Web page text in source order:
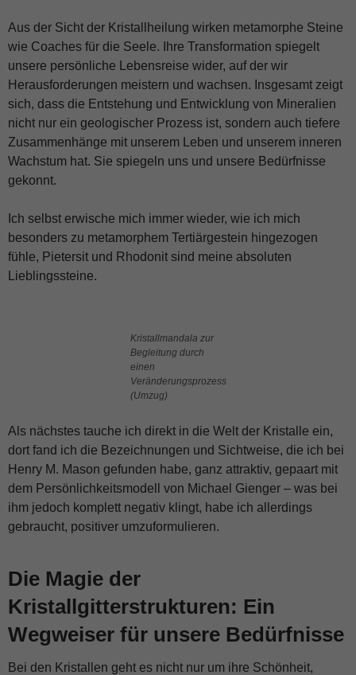
Aus der Sicht der Kristallheilung wirken metamorphe Steine
wie Coaches für die Seele. Ihre Transformation spiegelt
unsere persönliche Lebensreise wider, auf der wir
Herausforderungen meistern und wachsen. Insgesamt zeigt
sich, dass die Entstehung und Entwicklung von Mineralien
nicht nur ein geologischer Prozess ist, sondern auch tiefere
Zusammenhänge mit unserem Leben und unserem inneren
Wachstum hat. Sie spiegeln uns und unsere Bedürfnisse
gekonnt.
Ich selbst erwische mich immer wieder, wie ich mich
besonders zu metamorphem Tertiärgestein hingezogen
fühle, Pietersit und Rhodonit sind meine absoluten
Lieblingssteine.
Kristallmandala zur
Begleitung durch
einen
Veränderungsprozess
(Umzug)
Als nächstes tauche ich direkt in die Welt der Kristalle ein,
dort fand ich die Bezeichnungen und Sichtweise, die ich bei
Henry M. Mason gefunden habe, ganz attraktiv, gepaart mit
dem Persönlichkeitsmodell von Michael Gienger – was bei
ihm jedoch komplett negativ klingt, habe ich allerdings
gebraucht, positiver umzuformulieren.
Die Magie der
Kristallgitterstrukturen: Ein
Wegweiser für unsere Bedürfnisse
Bei den Kristallen geht es nicht nur um ihre Schönheit,